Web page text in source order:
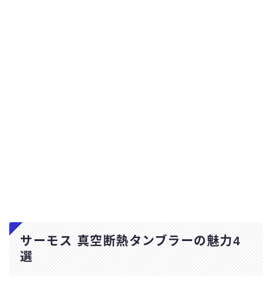
サーモス 真空断熱タンブラーの魅力4
選